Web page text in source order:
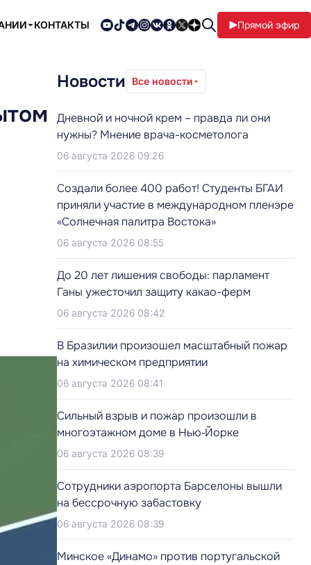
КОНТАКТЫ Прямой эфир
Новости Все новости
Дневной и ночной крем – правда ли они
нужны? Мнение врача-косметолога
06 августа 2026 09:26
Создали более 400 работ! Студенты БГАИ
приняли участие в международном пленэре
«Солнечная палитра Востока»
06 августа 2026 08:55
До 20 лет лишения свободы: парламент
Ганы ужесточил защиту какао-ферм
06 августа 2026 08:42
В Бразилии произошел масштабный пожар
на химическом предприятии
06 августа 2026 08:41
Сильный взрыв и пожар произошли в
многоэтажном доме в Нью‑Йорке
06 августа 2026 08:39
Сотрудники аэропорта Барселоны вышли
на бессрочную забастовку
06 августа 2026 08:39
Минское «Динамо» против португальской